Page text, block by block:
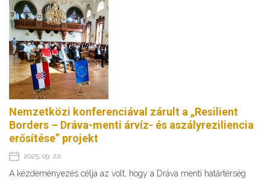
Nemzetközi konferenciával zárult a „Resilient
Borders – Dráva-menti árvíz- és aszályreziliencia
erősítése” projekt
2025. 09. 22.
A kezdeményezés célja az volt, hogy a Dráva menti határtérség